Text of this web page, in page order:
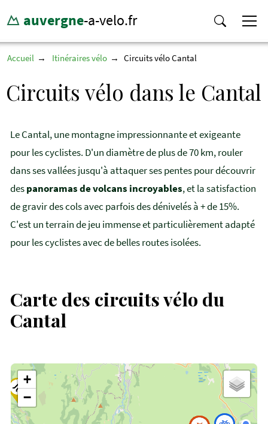
auvergne-a-velo.fr
Accueil Itinéraires vélo Circuits vélo Cantal
Circuits vélo dans le Cantal
Le Cantal, une montagne impressionnante et exigeante
pour les cyclistes. D'un diamètre de plus de 70 km, rouler
dans ses vallées jusqu'à attaquer ses pentes pour découvrir
despanoramas de volcans incroyables, et la satisfaction
de gravir des cols avec parfois des dénivelés à + de 15%.
C'est un terrain de jeu immense et particulièrement adapté
pour les cyclistes avec de belles routes isolées.
Carte des circuits vélo du
Cantal
+
−